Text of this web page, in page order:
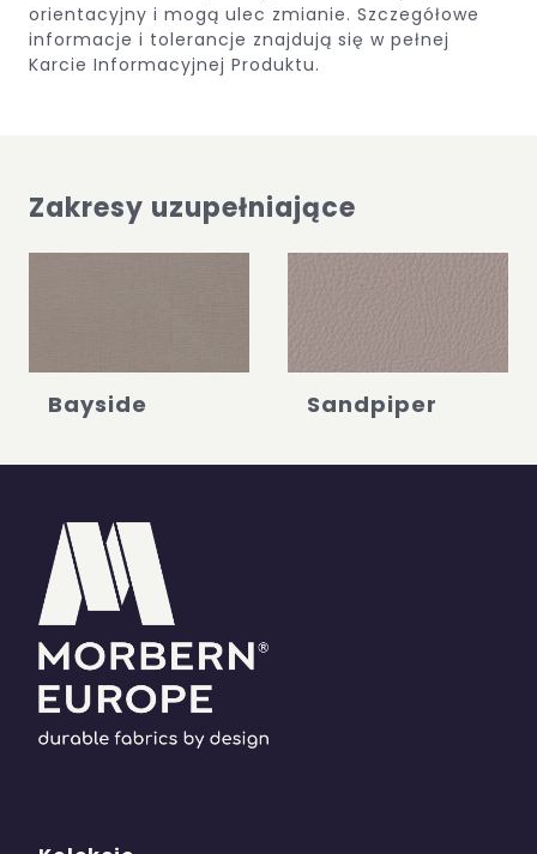
orientacyjny i mogą ulec zmianie. Szczegółowe
informacje i tolerancje znajdują się w pełnej
Karcie Informacyjnej Produktu.
Zakresy uzupełniające
Bayside Sandpiper